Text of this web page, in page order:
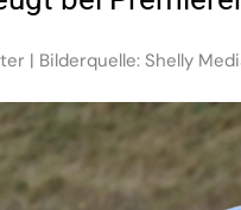
| Bilderquelle: Shelly